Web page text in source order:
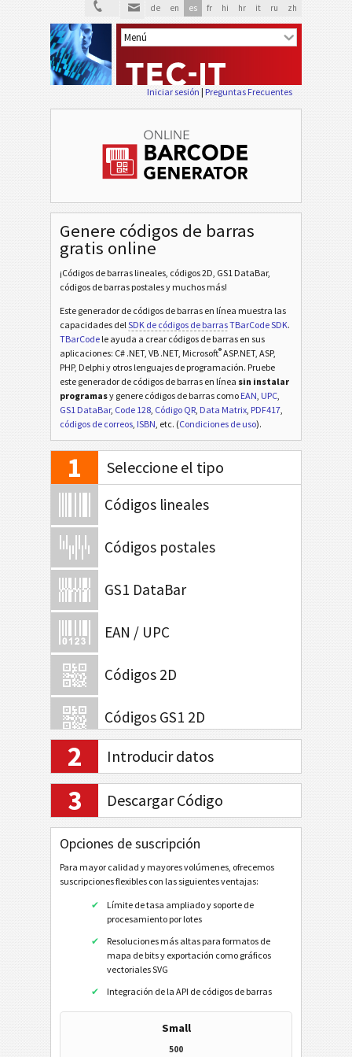
de en es fr hi hr it ru zh
Iniciar sesión | Preguntas Frecuentes
Genere códigos de barras
gratis online
¡Códigos de barras lineales, códigos 2D, GS1 DataBar,
códigos de barras postales y muchos más!
Este generador de códigos de barras en línea muestra las
capacidades delSDK de códigos de barrasTBarCode SDK.
TBarCode le ayuda a crear códigos de barras en sus
aplicaciones: C# .NET, VB .NET, Microsoft®ASP.NET, ASP,
PHP, Delphi y otros lenguajes de programación. Pruebe
este generador de códigos de barras en línea sin instalar
programasy genere códigos de barras como EAN, UPC,
GS1 DataBar, Code 128, Código QR, Data Matrix, PDF417,
códigos de correos, ISBN, etc. (Condiciones de uso).
1 Seleccione el tipo
Códigos lineales
Códigos postales
GS1 DataBar
EAN / UPC
Códigos 2D
Códigos GS1 2D
Banca electrónica / SEPA
Mobile Tagging
Código QR
Código QR (móviles)
URL
Marcar un número de teléfono
Enviar un SMS
Perfil de Twitter
Tweet de Twitter
Perfil de Facebook
Me Gusta de Facebook
2 Introducir datos
3 Descargar Código
Opciones de suscripción
Para mayor calidad y mayores volúmenes, ofrecemos
suscripciones flexibles con las siguientes ventajas:
Límite de tasa ampliado y soporte de
procesamiento por lotes
Resoluciones más altas para formatos de
mapa de bits y exportación como gráficos
vectoriales SVG
Integración de la API de códigos de barras
Small
500